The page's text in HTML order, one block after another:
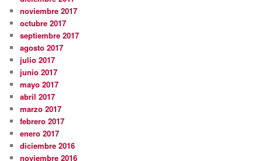
noviembre 2017
octubre 2017
septiembre 2017
agosto 2017
julio 2017
junio 2017
mayo 2017
abril 2017
marzo 2017
febrero 2017
enero 2017
diciembre 2016
noviembre 2016